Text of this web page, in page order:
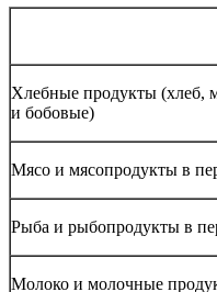
Хлебные продукты (хлеб,
и бобовые)
Мясо и мясопродукты в
Рыба и рыбопродукты в
Молоко и молочные